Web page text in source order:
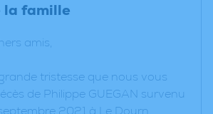
la famille
amis,
tristesse que nous vous
de Philippe GUEGAN survenu